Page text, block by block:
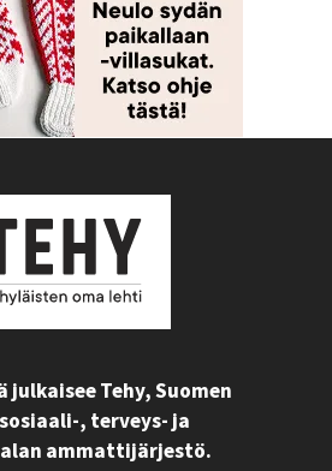
julkaisee Tehy, Suomen
, terveys- ja
ammattijärjestö.